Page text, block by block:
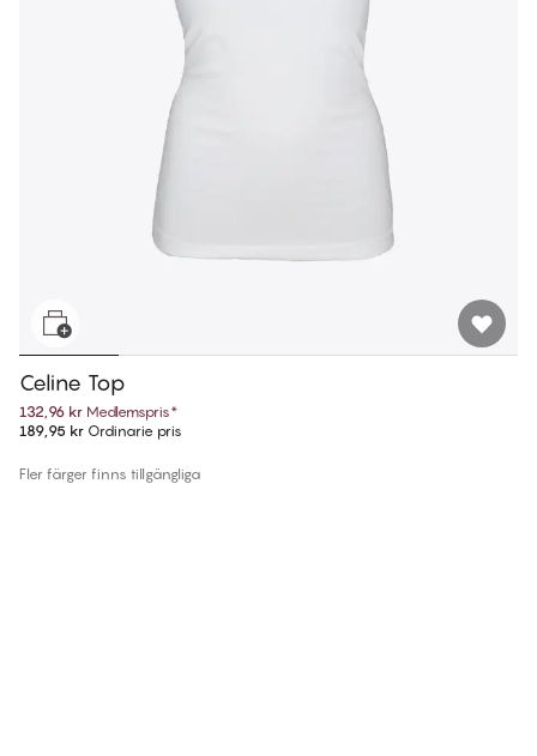
Celine Top
132,96 kr Medlemspris*
189,95 kr Ordinarie pris
Fler färger finns tillgängliga